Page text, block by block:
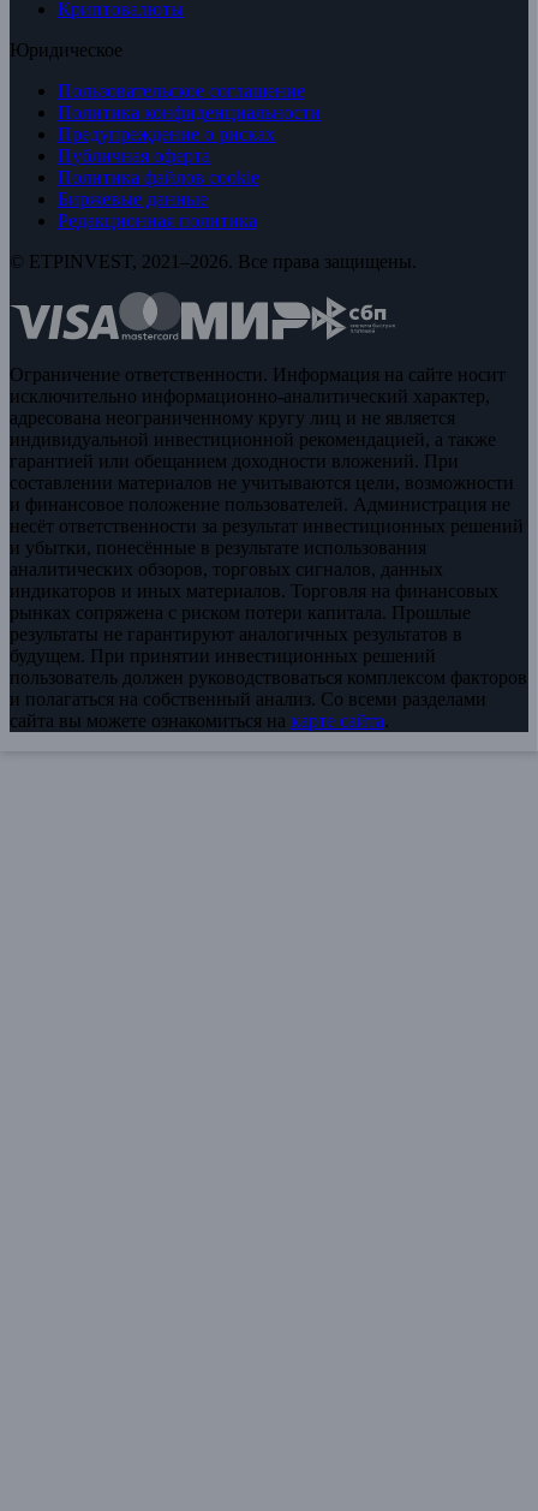
Криптовалюты
Юридическое
Пользовательское соглашение
Политика конфиденциальности
Предупреждение о рисках
Публичная оферта
Политика файлов cookie
Биржевые данные
Редакционная политика
© ETPINVEST, 2021–2026. Все права защищены.
Ограничение ответственности. Информация на сайте носит
исключительно информационно-аналитический характер,
адресована неограниченному кругу лиц и не является
индивидуальной инвестиционной рекомендацией, а также
гарантией или обещанием доходности вложений. При
составлении материалов не учитываются цели, возможности
и финансовое положение пользователей. Администрация не
несёт ответственности за результат инвестиционных решений
и убытки, понесённые в результате использования
аналитических обзоров, торговых сигналов, данных
индикаторов и иных материалов. Торговля на финансовых
рынках сопряжена с риском потери капитала. Прошлые
результаты не гарантируют аналогичных результатов в
будущем. При принятии инвестиционных решений
пользователь должен руководствоваться комплексом факторов
и полагаться на собственный анализ. Со всеми разделами
сайта вы можете ознакомиться на карте сайта.